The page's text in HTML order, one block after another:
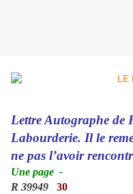
Lettre Autographe de
Labourderie. Il le
ne pas l’avoir
Une page -
R 39949
30